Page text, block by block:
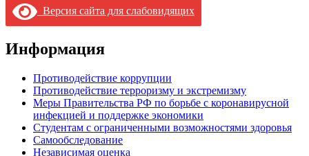
Версия сайта для слабовидящих
Информация
Противодействие коррупции
Противодействие терроризму и экстремизму
Меры Правительства РФ по борьбе с коронавирусной
инфекцией и поддержке экономики
Студентам с ограниченными возможностями здоровья
Самообследование
Независимая оценка